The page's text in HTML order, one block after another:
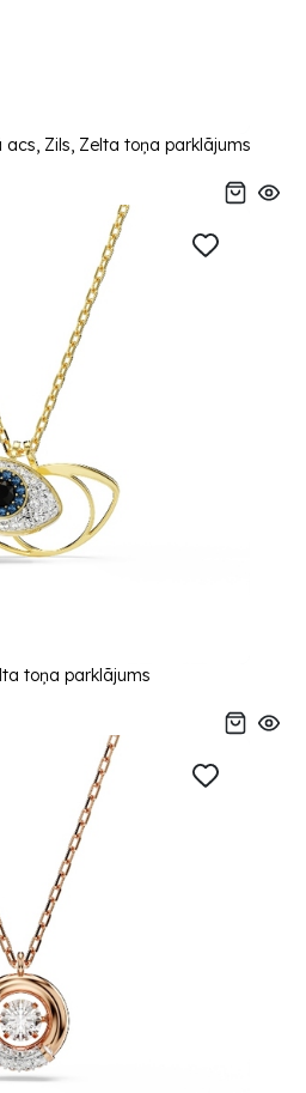
Zils, Zelta toņa parklājums
toņa parklājums